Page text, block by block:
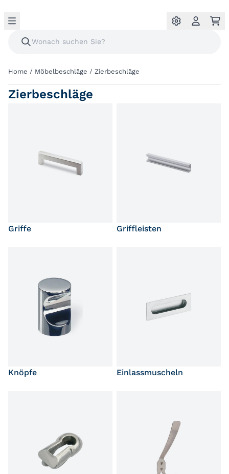
Home / Möbelbeschläge / Zierbeschläge
Zierbeschläge
Griffe Griffleisten
Knöpfe Einlassmuscheln